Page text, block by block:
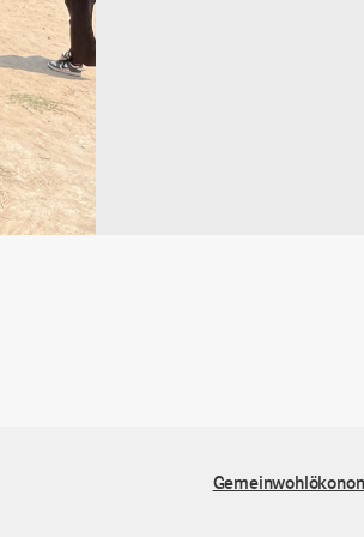
Versand & Lieferung